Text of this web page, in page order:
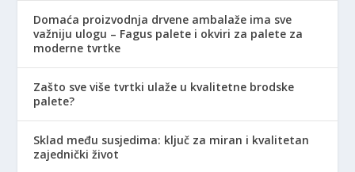
Domaća proizvodnja drvene ambalaže ima sve
važniju ulogu – Fagus palete i okviri za palete za
moderne tvrtke
Zašto sve više tvrtki ulaže u kvalitetne brodske
palete?
Sklad među susjedima: ključ za miran i kvalitetan
zajednički život